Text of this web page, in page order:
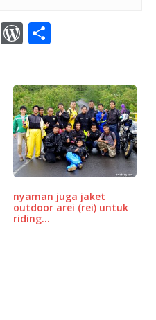
Li W
r
d
P
r
e
ss
ar
e
nyaman juga jaket
outdoor arei (rei) untuk
riding…